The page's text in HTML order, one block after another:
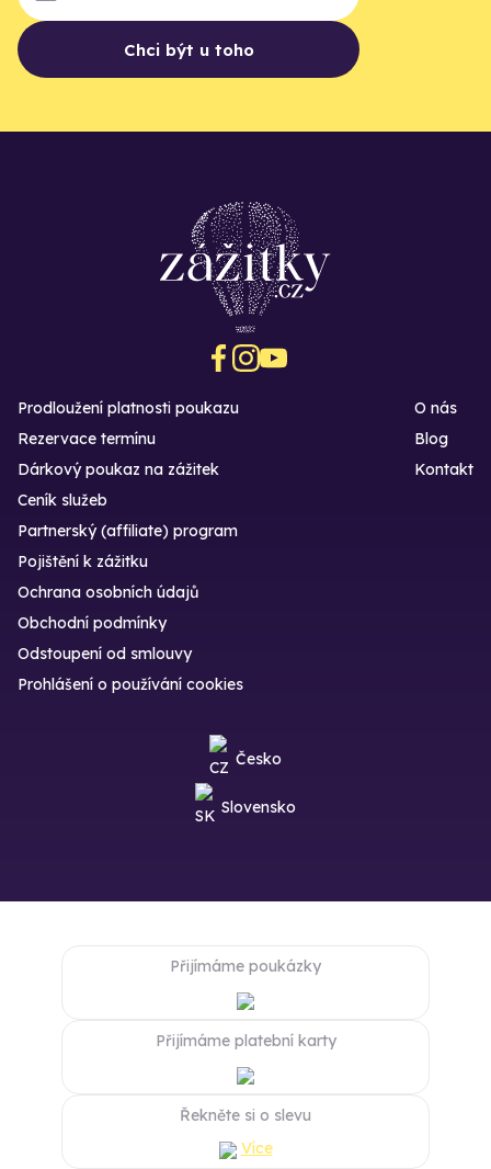
Chci být u toho
Prodloužení platnosti poukazu
Rezervace termínu
Dárkový poukaz na zážitek
O nás
Blog
Kontakt
Ceník služeb
Partnerský (affiliate) program
Pojištění k zážitku
Ochrana osobních údajů
Obchodní podmínky
Odstoupení od smlouvy
Prohlášení o používání cookies
Česko
Slovensko
Přijímáme poukázky
Přijímáme platební karty
Řekněte si o slevu
Více